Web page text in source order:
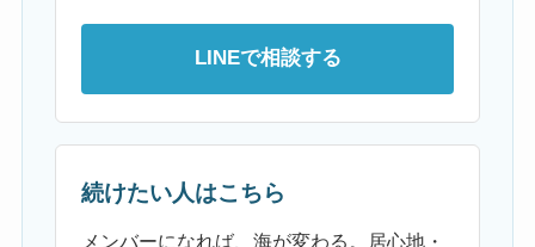
LINEで相談する
続けたい人はこちら
メンバーになれば、海が変わる。居心地・